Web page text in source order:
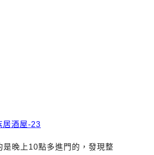
是晚上10點多進門的，發現整